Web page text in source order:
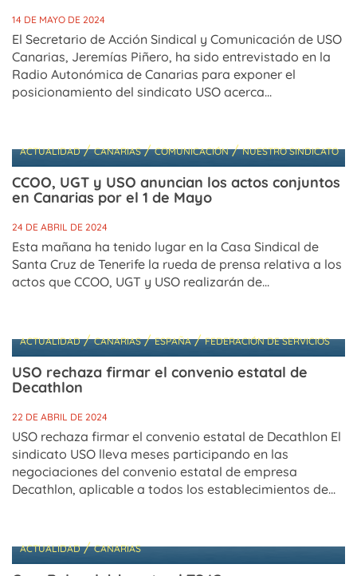
14 DE MAYO DE 2024
El Secretario de Acción Sindical y Comunicación de USO
Canarias, Jeremías Piñero, ha sido entrevistado en la
Radio Autonómica de Canarias para exponer el
posicionamiento del sindicato USO acerca...
ACTUALIDAD/CANARIAS/COMUNICACIÓN/NUESTRO SINDICATO
CCOO, UGT y USO anuncian los actos conjuntos
en Canarias por el 1 de Mayo
24 DE ABRIL DE 2024
Esta mañana ha tenido lugar en la Casa Sindical de
Santa Cruz de Tenerife la rueda de prensa relativa a los
actos que CCOO, UGT y USO realizarán de...
ACTUALIDAD/CANARIAS/ESPAÑA/FEDERACIÓN DE SERVICIOS
USO rechaza firmar el convenio estatal de
Decathlon
22 DE ABRIL DE 2024
USO rechaza firmar el convenio estatal de Decathlon El
sindicato USO lleva meses participando en las
negociaciones del convenio estatal de empresa
Decathlon, aplicable a todos los establecimientos de...
ACTUALIDAD/CANARIAS